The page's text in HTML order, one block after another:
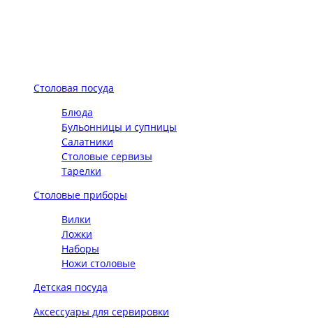
Столовая посуда
Блюда
Бульонницы и супницы
Салатники
Столовые сервизы
Тарелки
Столовые приборы
Вилки
Ложки
Наборы
Ножи столовые
Детская посуда
Аксессуары для сервировки